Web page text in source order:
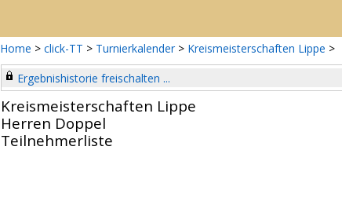
Home > click-TT > Turnierkalender > Kreismeisterschaften Lippe >
Ergebnishistorie freischalten ...
Kreismeisterschaften Lippe
Herren Doppel
Teilnehmerliste